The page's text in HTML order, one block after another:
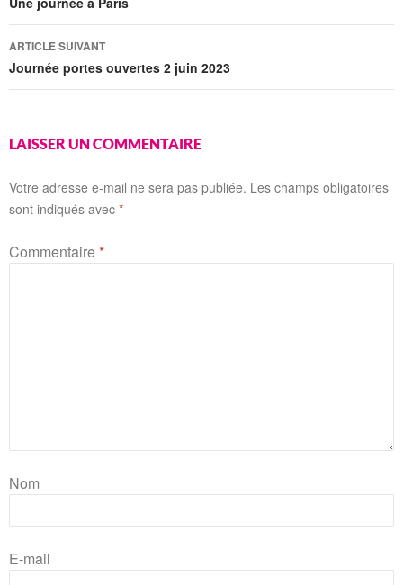
ARTICLE SUIVANT
Journée portes ouvertes 2 juin 2023
LAISSER UN COMMENTAIRE
Votre adresse e-mail ne sera pas publiée. Les champs obligatoires
sont indiqués avec *
Commentaire*
Nom
E-mail